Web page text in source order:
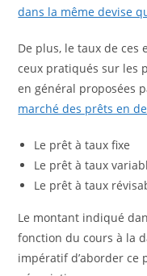
dans la même devise
De plus, le taux de ces
ceux pratiqués sur les
en général proposées
marché des prêts en
Le prêt à taux fixe
Le prêt à taux
Le prêt à taux
Le montant indiqué
fonction du cours à la
impératif d’aborder ce